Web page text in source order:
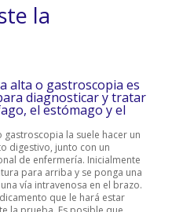
la
alta o gastroscopia es
diagnosticar y tratar
el estómago y el
la suele hacer un
digestivo, junto con un
de enfermería. Inicialmente
para arriba y se ponga una
vía intravenosa en el brazo.
que le hará estar